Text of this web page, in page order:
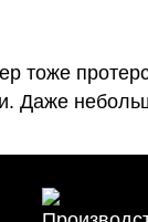
тоже
Даже